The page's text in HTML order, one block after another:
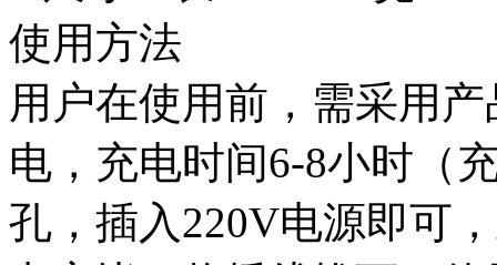
使用方法
用户在使用前，需采用
电，充电时间6-8小时（
孔，插入220V电源即可